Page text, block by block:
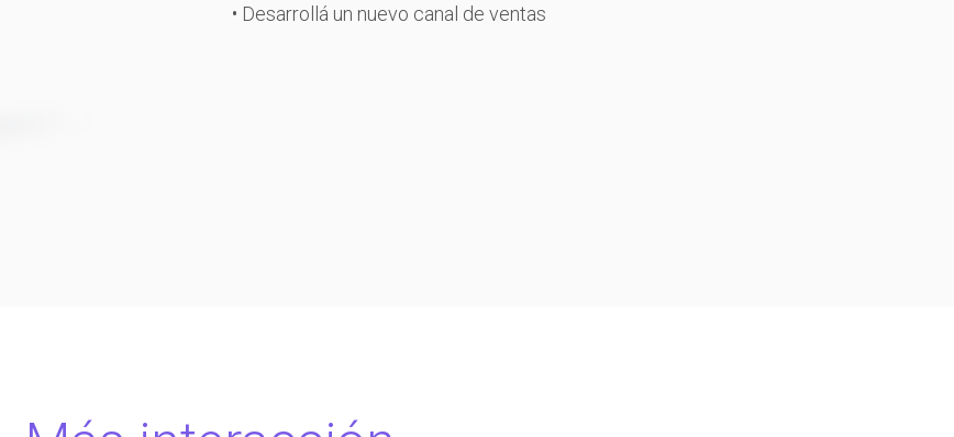
• Desarrollá un nuevo canal de ventas